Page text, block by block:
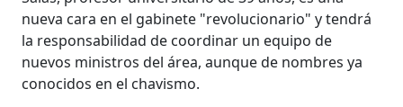
nueva cara en el gabinete "revolucionario" y tendrá
la responsabilidad de coordinar un equipo de
nuevos ministros del área, aunque de nombres ya
conocidos en el chavismo.